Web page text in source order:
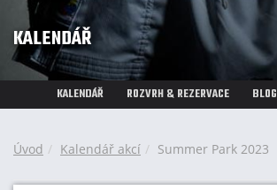
KALENDÁŘ
KALENDÁŘ ROZVRH & REZERVACE BLOG
Úvod Kalendář akcí Summer Park 2023